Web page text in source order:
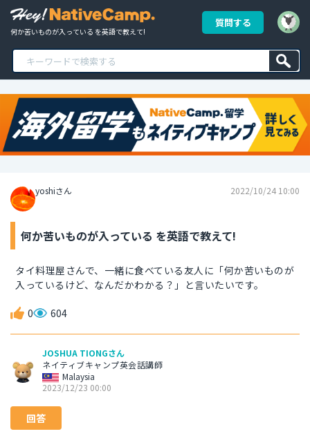
何か苦いものが入っている を英語で教えて!
質問する
yoshiさん 2022/10/24 10:00
何か苦いものが入っている を英語で教えて!
タイ料理屋さんで、一緒に食べている友人に「何か苦いものが
入っているけど、なんだかわかる？」と言いたいです。
0 604
JOSHUA TIONGさん
ネイティブキャンプ英会話講師
Malaysia
2023/12/23 00:00
回答